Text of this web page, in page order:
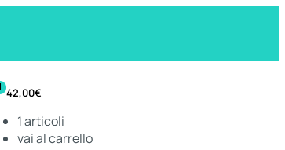
42,00€
1articoli
vai al carrello